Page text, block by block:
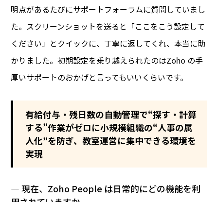
明点があるたびにサポートフォーラムに質問していまし
た。スクリーンショットを送ると「ここをこう設定して
ください」とクイックに、丁寧に返してくれ、本当に助
かりました。初期設定を乗り越えられたのはZoho の手
厚いサポートのおかげと言ってもいいくらいです。
有給付与・残日数の自動管理で“探す・計算
する”作業がゼロに小規模組織の“人事の属
人化”を防ぎ、教室運営に集中できる環境を
実現
― 現在、Zoho People は日常的にどの機能を利